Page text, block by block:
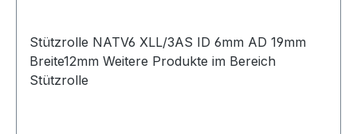
Stützrolle NATV6 XLL/3AS ID 6mm AD 19mm
Breite12mm Weitere Produkte im Bereich
Stützrolle